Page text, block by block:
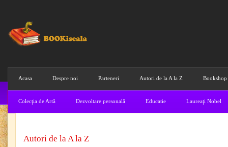
Acasa Despre noi Parteneri Autori de la A la Z Bookshop
Colecţia de Artă Dezvoltare personală Educatie Laureaţi Nobel
Autori de la A la Z